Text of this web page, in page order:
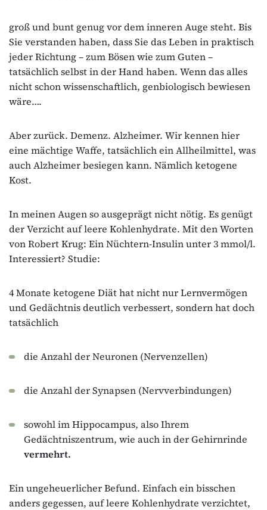
groß und bunt genug vor dem inneren Auge steht. Bis
Sie verstanden haben, dass Sie das Leben in praktisch
jeder Richtung – zum Bösen wie zum Guten –
tatsächlich selbst in der Hand haben. Wenn das alles
nicht schon wissenschaftlich, genbiologisch bewiesen
wäre….
Aber zurück. Demenz. Alzheimer. Wir kennen hier
eine mächtige Waffe, tatsächlich ein Allheilmittel, was
auch Alzheimer besiegen kann. Nämlich ketogene
Kost.
In meinen Augen so ausgeprägt nicht nötig. Es genügt
der Verzicht auf leere Kohlenhydrate. Mit den Worten
von Robert Krug: Ein Nüchtern-Insulin unter 3 mmol/l.
Interessiert? Studie:
4 Monate ketogene Diät hat nicht nur Lernvermögen
und Gedächtnis deutlich verbessert, sondern hat doch
tatsächlich
die Anzahl der Neuronen (Nervenzellen)
die Anzahl der Synapsen (Nervverbindungen)
sowohl im Hippocampus, also Ihrem
Gedächtniszentrum, wie auch in der Gehirnrinde
vermehrt.
Ein ungeheuerlicher Befund. Einfach ein bisschen
anders gegessen, auf leere Kohlenhydrate verzichtet,